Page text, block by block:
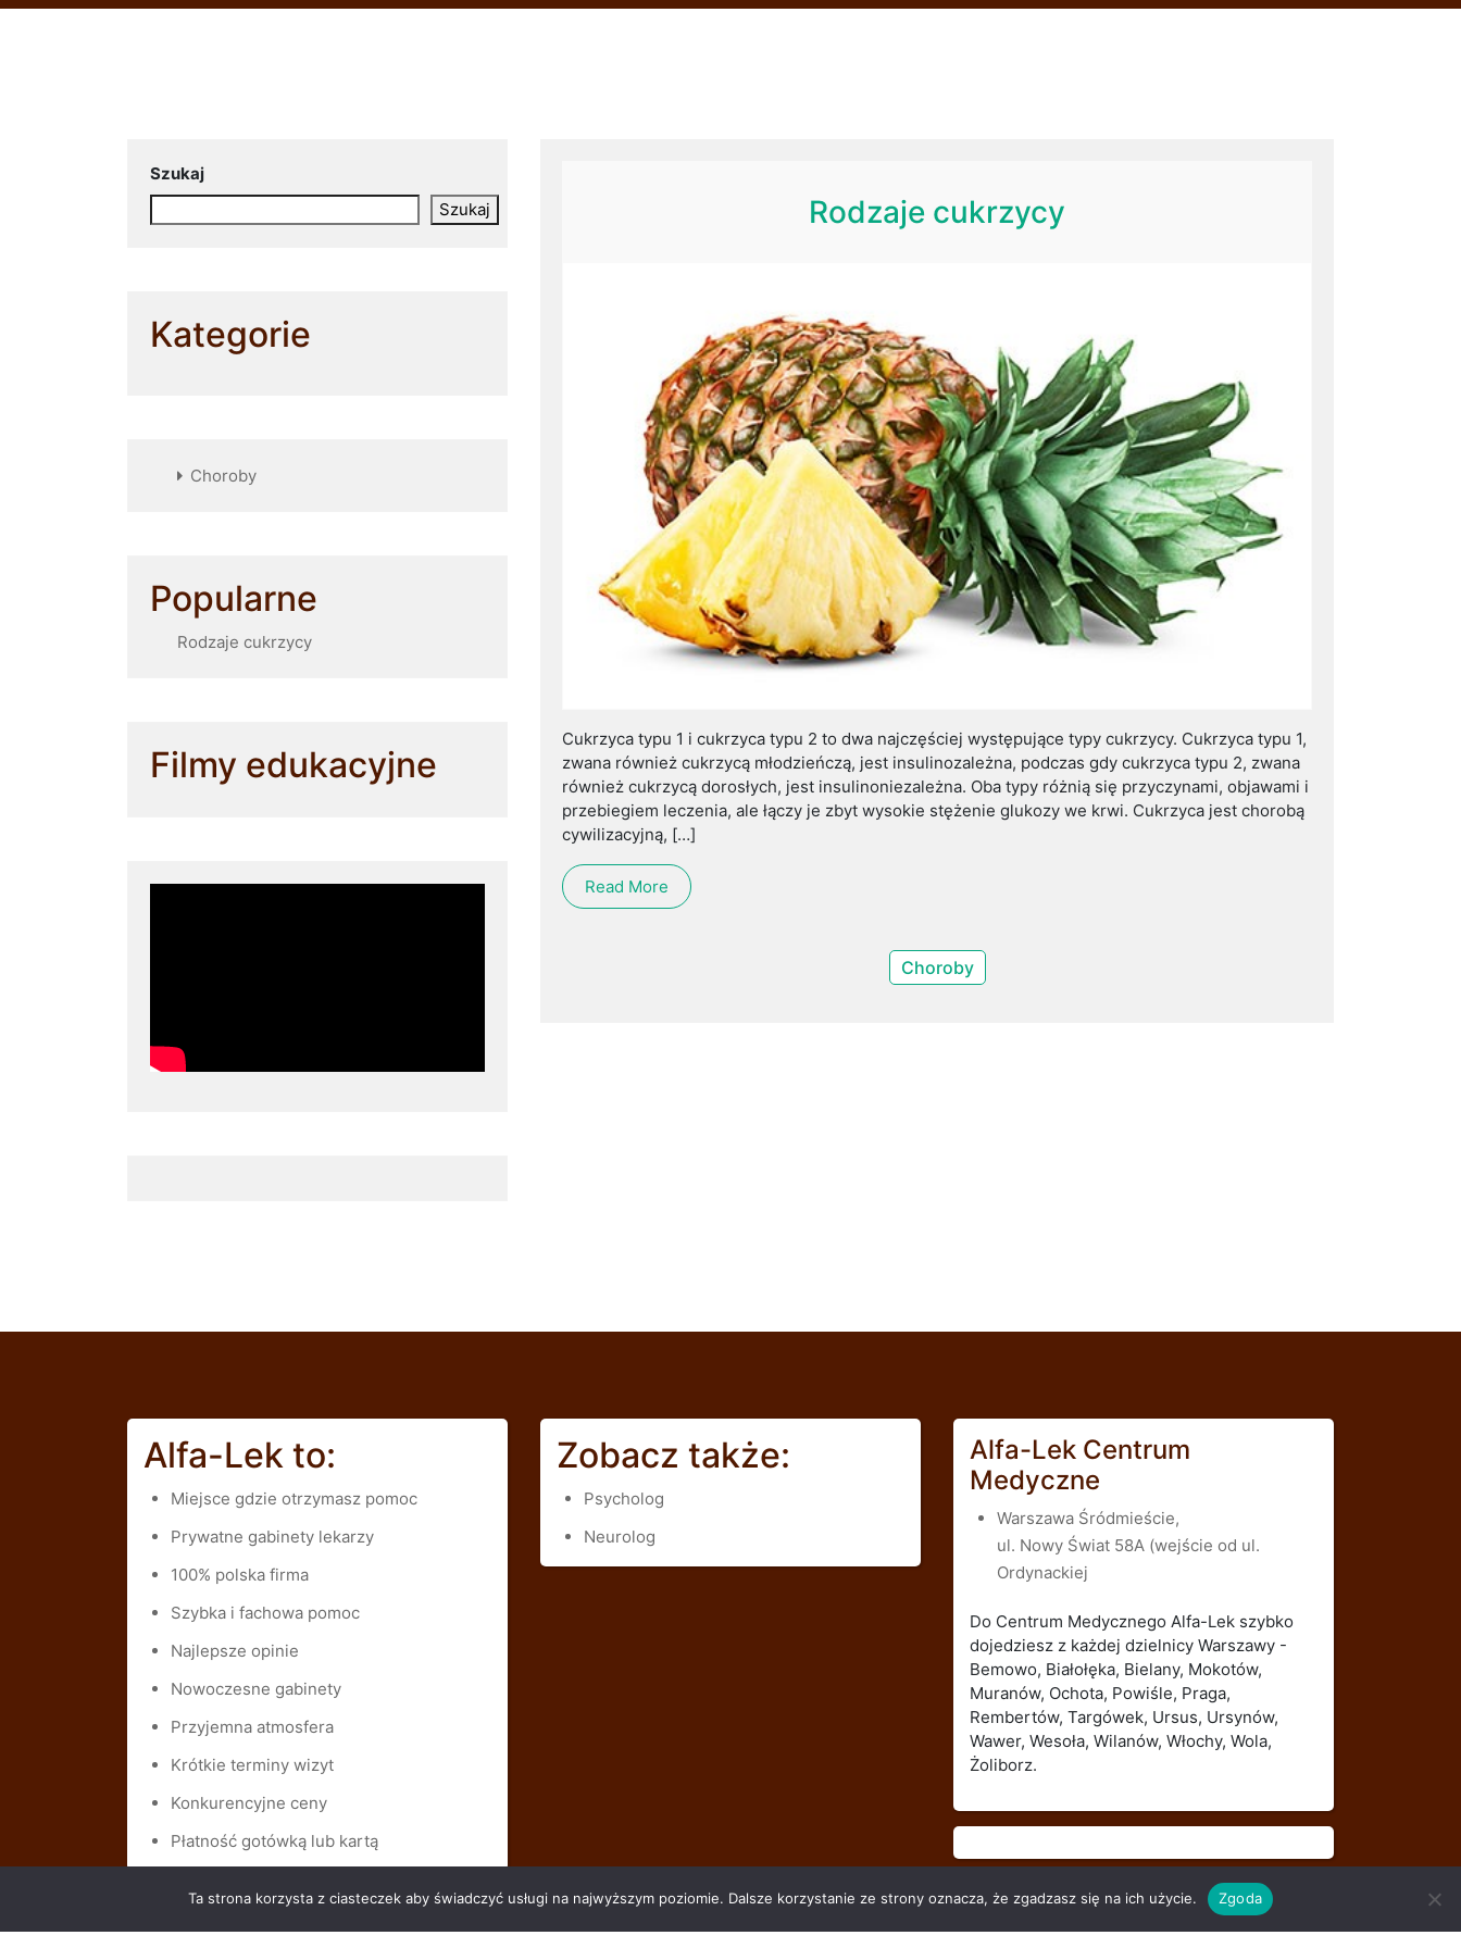
Szukaj
Szukaj
Kategorie
Choroby
Popularne
Rodzaje cukrzycy
Filmy edukacyjne
Rodzaje cukrzycy
Cukrzyca typu 1 i cukrzyca typu 2 to dwa najczęściej występujące typy cukrzycy. Cukrzyca typu 1,
zwana również cukrzycą młodzieńczą, jest insulinozależna, podczas gdy cukrzyca typu 2, zwana
również cukrzycą dorosłych, jest insulinoniezależna. Oba typy różnią się przyczynami, objawami i
przebiegiem leczenia, ale łączy je zbyt wysokie stężenie glukozy we krwi. Cukrzyca jest chorobą
cywilizacyjną, […]
Read More
Choroby
Alfa-Lek to:
Miejsce gdzie otrzymasz pomoc
Prywatne gabinety lekarzy
100% polska firma
Szybka i fachowa pomoc
Najlepsze opinie
Nowoczesne gabinety
Przyjemna atmosfera
Krótkie terminy wizyt
Konkurencyjne ceny
Płatność gotówką lub kartą
Zobacz także:
Psycholog
Neurolog
Alfa-Lek Centrum
Medyczne
Warszawa Śródmieście,
ul. Nowy Świat 58A (wejście od ul.
Ordynackiej
Do Centrum Medycznego Alfa-Lek szybko
dojedziesz z każdej dzielnicy Warszawy -
Bemowo, Białołęka, Bielany, Mokotów,
Muranów, Ochota, Powiśle, Praga,
Rembertów, Targówek, Ursus, Ursynów,
Wawer, Wesoła, Wilanów, Włochy, Wola,
Żoliborz.
Ta strona korzysta z ciasteczek aby świadczyć usługi na najwyższym poziomie. Dalsze korzystanie ze strony oznacza, że zgadzasz się na ich użycie. Zgoda